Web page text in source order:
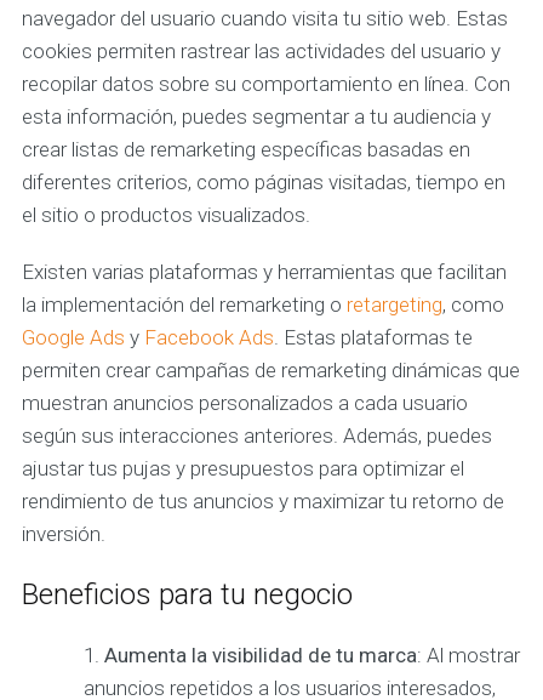
navegador del usuario cuando visita tu sitio web. Estas
cookies permiten rastrear las actividades del usuario y
recopilar datos sobre su comportamiento en línea. Con
esta información, puedes segmentar a tu audiencia y
crear listas de remarketing específicas basadas en
diferentes criterios, como páginas visitadas, tiempo en
el sitio o productos visualizados.
Existen varias plataformas y herramientas que facilitan
la implementación del remarketing o retargeting, como
Google Ads y Facebook Ads. Estas plataformas te
permiten crear campañas de remarketing dinámicas que
muestran anuncios personalizados a cada usuario
según sus interacciones anteriores. Además, puedes
ajustar tus pujas y presupuestos para optimizar el
rendimiento de tus anuncios y maximizar tu retorno de
inversión.
Beneficios para tu negocio
Aumenta la visibilidad de tu marca: Al mostrar
anuncios repetidos a los usuarios interesados,